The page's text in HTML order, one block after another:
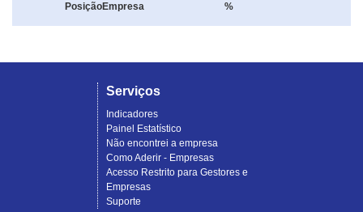
PosiçãoEmpresa %
Serviços
Indicadores
Painel Estatístico
Não encontrei a empresa
Como Aderir - Empresas
Acesso Restrito para Gestores e
Empresas
Suporte